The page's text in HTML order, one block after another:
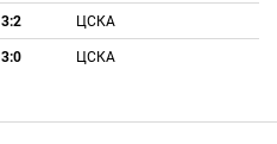
3:2 ЦСКА
3:0 ЦСКА